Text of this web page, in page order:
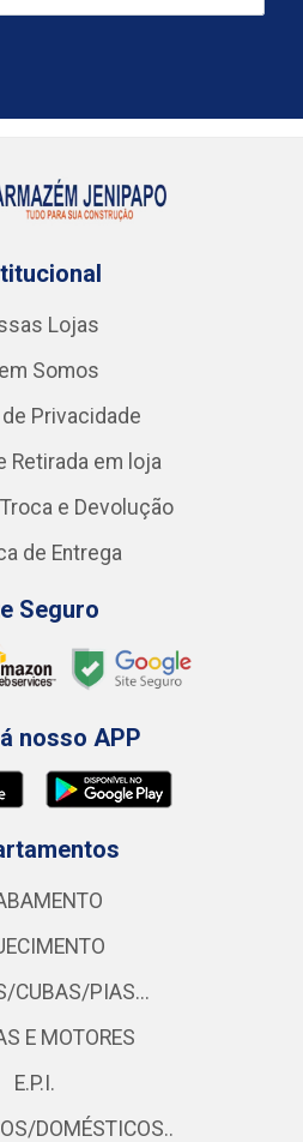
Lojas
Somos
Privacidade
Retirada em loja
e Devolução
de Entrega
Seguro
nosso APP
CUBAS/PIAS...
E MOTORES
E.P.I.
DOMÉSTICOS..